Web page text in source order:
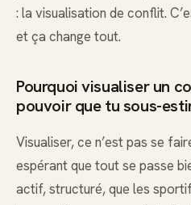
: la visualisation de conflit.
et ça change tout.
Pourquoi visualiser un
pouvoir que tu sous-
Visualiser, ce n’est pas se
espérant que tout se passe
actif, structuré, que les